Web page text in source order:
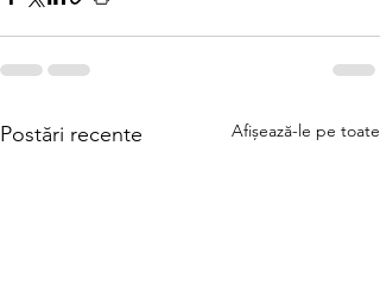
Postări recente Afișează-le pe toate